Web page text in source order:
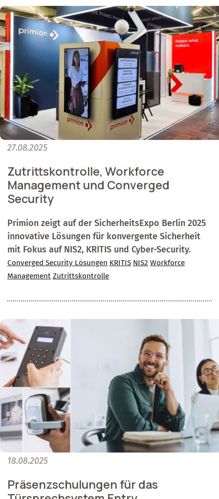
27.08.2025
Zutrittskontrolle, Workforce
Management und Converged
Security
Primion zeigt auf der SicherheitsExpo Berlin 2025
innovative Lösungen für konvergente Sicherheit
mit Fokus auf NIS2, KRITIS und Cyber-Security.
Converged Security Lösungen KRITIS NIS2 Workforce
Management Zutrittskontrolle
18.08.2025
Präsenzschulungen für das